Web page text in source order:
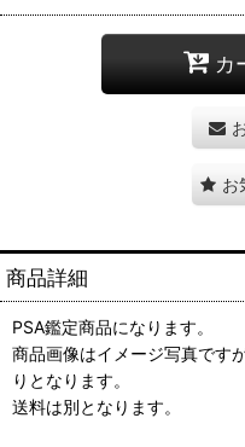
カ
お
商品詳細
PSA鑑定商品になります。
商品画像はイメージ写真です
りとなります。
送料は別となります。